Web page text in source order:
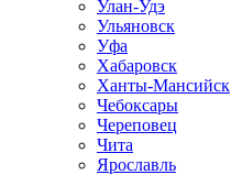
Улан-Удэ
Ульяновск
Уфа
Хабаровск
Ханты-Мансийск
Чебоксары
Череповец
Чита
Ярославль